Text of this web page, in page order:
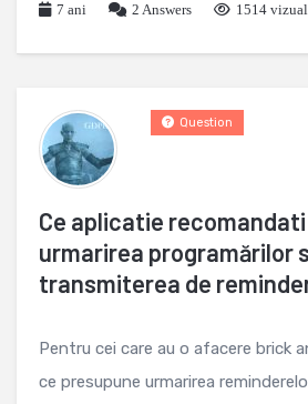
7 ani
2 Answers 1514
Ce aplicatie
urmarirea programărilor
transmiterea de
Question
Pentru cei care au o afacere brick
ce presupune urmarirea